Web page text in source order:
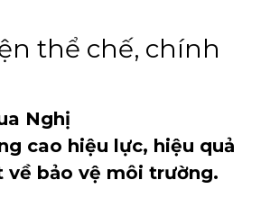
thể chế, chính
Nghị
cao hiệu lực, hiệu quả
về bảo vệ môi trường.